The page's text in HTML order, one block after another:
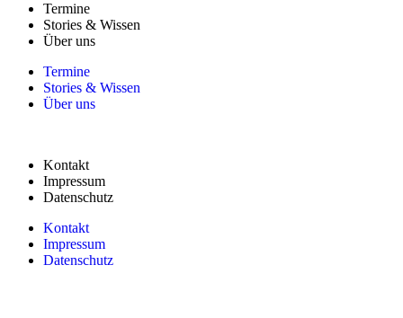
Termine
Stories & Wissen
Über uns
Termine
Stories & Wissen
Über uns
Kontakt
Impressum
Datenschutz
Kontakt
Impressum
Datenschutz